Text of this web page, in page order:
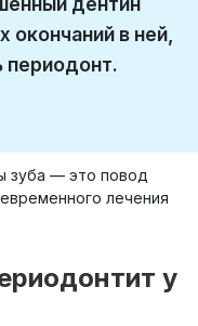
окончаний в ней,
периодонт.
зуба — это повод
лечения
у